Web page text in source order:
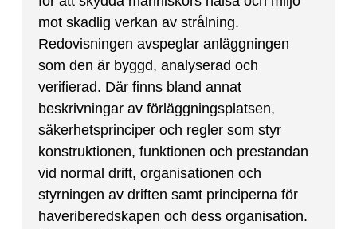
mot skadlig verkan av strålning.
Redovisningen avspeglar anläggningen
som den är byggd, analyserad och
verifierad. Där finns bland annat
beskrivningar av förläggningsplatsen,
säkerhetsprinciper och regler som styr
konstruktionen, funktionen och prestandan
vid normal drift, organisationen och
styrningen av driften samt principerna för
haveriberedskapen och dess organisation.